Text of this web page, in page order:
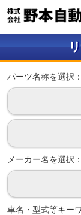
パーツ名称を選択：
メーカー名を選択：
車名・型式等キー